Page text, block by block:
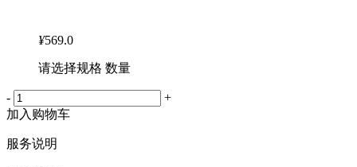
¥569.0
请选择规格 数量
-
+
加入购物车
服务说明